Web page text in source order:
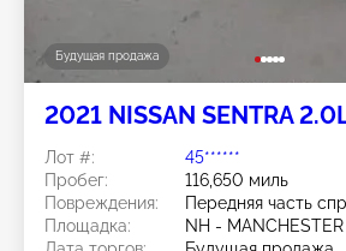
Будущая продажа
2021 NISSAN SENTRA
Лот #:
45******
Пробег:
116,650 миль
Повреждения:
Передняя часть
Площадка:
NH - MANCHESTER